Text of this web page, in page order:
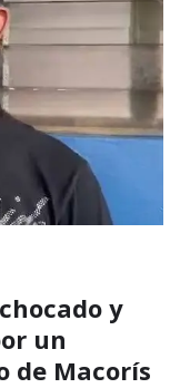
y
un
de Macorís